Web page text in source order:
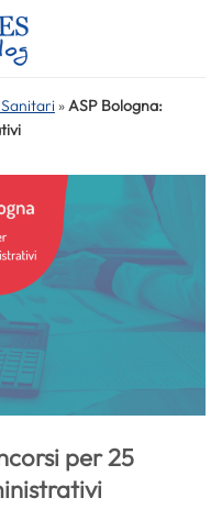
»ASP Bologna:
per 25